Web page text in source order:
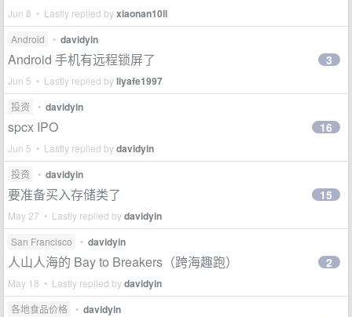
Jun 8 • Lastly replied byxiaonan10ll
Android • davidyin
Android 手机有远程锁屏了
Jun 5 • Lastly replied byliyafe1997
3
投资 • davidyin
spcx IPO
Jun 5 • Lastly replied bydavidyin
16
投资 • davidyin
要准备买入存储类了
May 27 • Lastly replied bydavidyin
15
San Francisco • davidyin
人山人海的 Bay to Breakers（跨海趣跑）
May 18 • Lastly replied bydavidyin
2
各地食品价格 • davidyin